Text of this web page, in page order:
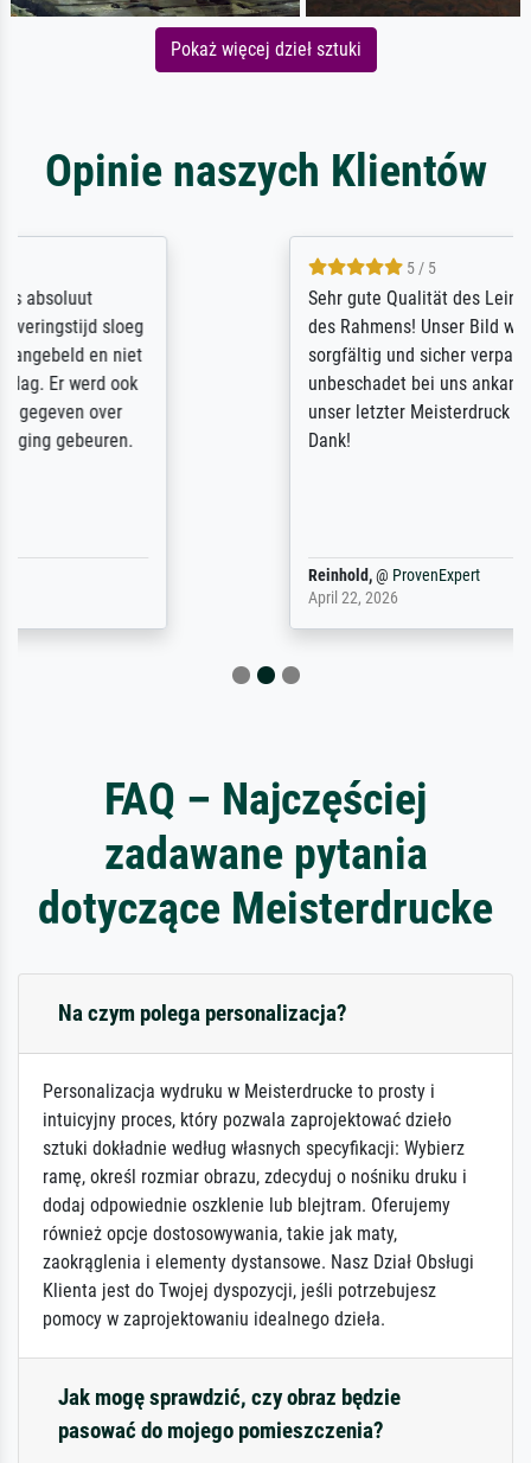
Pokaż więcej dzieł sztuki
Opinie naszych Klientów
Sehr gute Qualität des Leinwanddrucks und
des Rahmens! Unser Bild wurde sehr
sorgfältig und sicher verpackt, so dass es
unbeschadet bei uns ankam. Es wird nicht
unser letzter Meisterdruck sein. Vielen
Dank!
FAQ – Najczęściej
zadawane pytania
dotyczące Meisterdrucke
Na czym polega personalizacja?
Personalizacja wydruku w Meisterdrucke to prosty i
intuicyjny proces, który pozwala zaprojektować dzieło
sztuki dokładnie według własnych specyfikacji: Wybierz
ramę, określ rozmiar obrazu, zdecyduj o nośniku druku i
dodaj odpowiednie oszklenie lub blejtram. Oferujemy
również opcje dostosowywania, takie jak maty,
zaokrąglenia i elementy dystansowe. Nasz Dział Obsługi
Klienta jest do Twojej dyspozycji, jeśli potrzebujesz
pomocy w zaprojektowaniu idealnego dzieła.
Jak mogę sprawdzić, czy obraz będzie
pasować do mojego pomieszczenia?